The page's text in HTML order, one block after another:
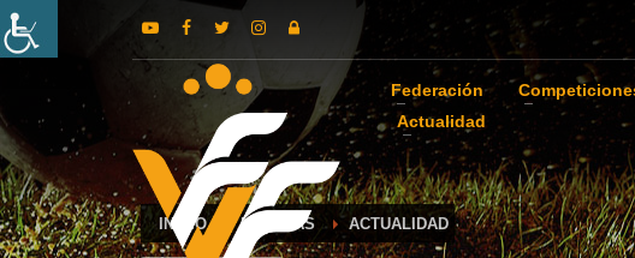
Federación
Actualidad
INICIO NOTICIAS ACTUALIDAD